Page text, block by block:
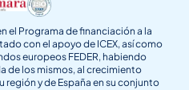
el Programa de financiación a la
con el apoyo de ICEX, así como
europeos FEDER, habiendo
de los mismos, al crecimiento
y de España en su conjunto